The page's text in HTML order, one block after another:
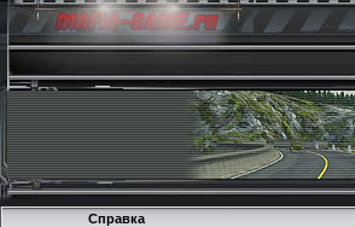
Справка